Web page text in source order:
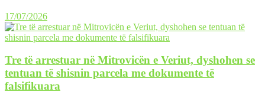
17/07/2026
Tre të arrestuar në Mitrovicën e Veriut, dyshohen se
tentuan të shisnin parcela me dokumente të
falsifikuara